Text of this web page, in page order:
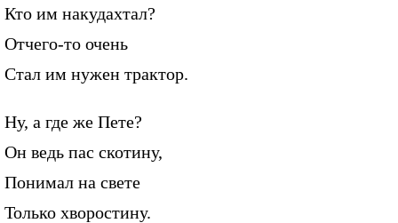
Кто им накудахтал?
Отчего-то очень
Стал им нужен трактор.
Ну, а где же Пете?
Он ведь пас скотину,
Понимал на свете
Только хворостину.